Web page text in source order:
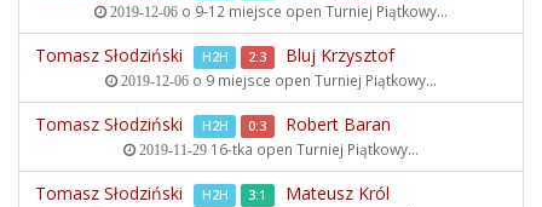
2019-12-06 o 9-12 miejsce open Turniej Piątkowy...
Tomasz Słodziński H2H 2:3 Bluj Krzysztof
2019-12-06 o 9 miejsce open Turniej Piątkowy...
Tomasz Słodziński H2H 0:3 Robert Baran
2019-11-29 16-tka open Turniej Piątkowy...
Tomasz Słodziński H2H 3:1 Mateusz Król